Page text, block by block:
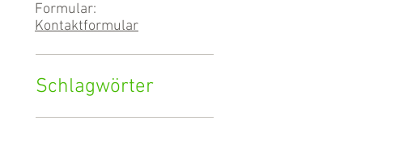
Formular:
Kontaktformular
Schlagwörter